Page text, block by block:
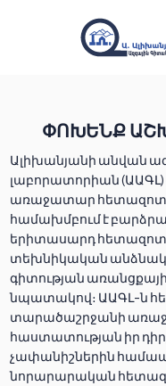
ՓՈԽԵՆՔ
Ալիխանյանի անվան
լաբորատորիան (ԱԱԳԼ)
առաջատար
համախմբում է
երիտասարդ
տեխնիկական
գիտության
նպատակով։ ԱԱԳԼ-ն
տարածաշրջանի
հաստատության իր
չափանիշներին
նորարարական